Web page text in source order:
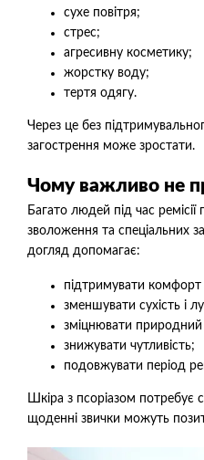
сухе повітря;
стрес;
агресивну косметику;
жорстку воду;
тертя одягу.
Через це без
загострення може зростати.
Чому важливо не
Багато людей під час
зволоження та спеціальних
догляд допомагає:
підтримувати комфорт
зменшувати сухість і
зміцнювати природний
знижувати чутливість;
подовжувати період
Шкіра з псоріазом потребує
щоденні звички можуть